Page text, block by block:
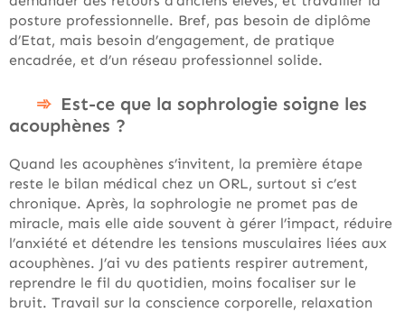
posture professionnelle. Bref, pas besoin de diplôme
d’Etat, mais besoin d’engagement, de pratique
encadrée, et d’un réseau professionnel solide.
Est-ce que la sophrologie soigne les
acouphènes ?
Quand les acouphènes s’invitent, la première étape
reste le bilan médical chez un ORL, surtout si c’est
chronique. Après, la sophrologie ne promet pas de
miracle, mais elle aide souvent à gérer l’impact, réduire
l’anxiété et détendre les tensions musculaires liées aux
acouphènes. J’ai vu des patients respirer autrement,
reprendre le fil du quotidien, moins focaliser sur le
bruit. Travail sur la conscience corporelle, relaxation